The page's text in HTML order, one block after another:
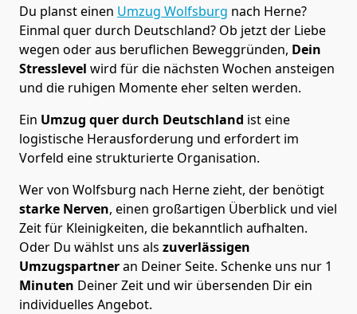
Du planst einen Umzug Wolfsburg nach Herne?
Einmal quer durch Deutschland? Ob jetzt der Liebe
wegen oder aus beruflichen Beweggründen, Dein
Stresslevel wird für die nächsten Wochen ansteigen
und die ruhigen Momente eher selten werden.
Ein Umzug quer durch Deutschland ist eine
logistische Herausforderung und erfordert im
Vorfeld eine strukturierte Organisation.
Wer von Wolfsburg nach Herne zieht, der benötigt
starke Nerven, einen großartigen Überblick und viel
Zeit für Kleinigkeiten, die bekanntlich aufhalten.
Oder Du wählst uns als zuverlässigen
Umzugspartneran Deiner Seite. Schenke uns nur 1
Minuten Deiner Zeit und wir übersenden Dir ein
individuelles Angebot.